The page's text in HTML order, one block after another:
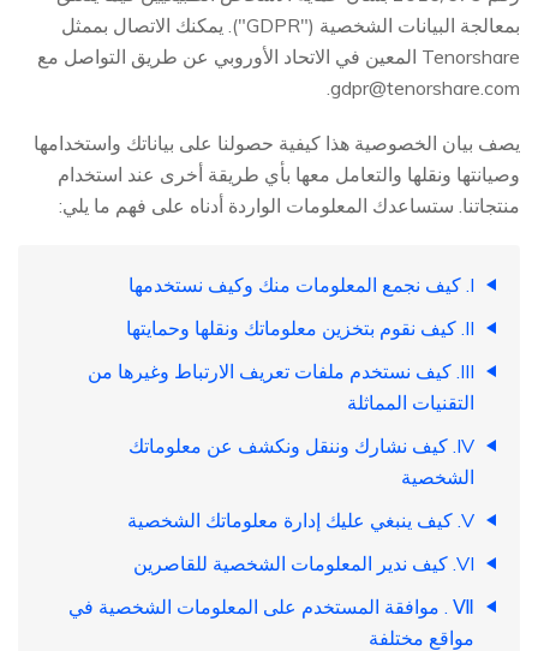
بمعالجة البيانات الشخصية ("GDPR"). يمكنك الاتصال بممثل
Tenorshare المعين في الاتحاد الأوروبي عن طريق التواصل مع
gdpr@tenorshare.com
.
يصف بيان الخصوصية هذا كيفية حصولنا على بياناتك واستخدامها
وصيانتها ونقلها والتعامل معها بأي طريقة أخرى عند استخدام
منتجاتنا. ستساعدك المعلومات الواردة أدناه على فهم ما يلي:
I. كيف نجمع المعلومات منك وكيف نستخدمها
II. كيف نقوم بتخزين معلوماتك ونقلها وحمايتها
III. كيف نستخدم ملفات تعريف الارتباط وغيرها من
التقنيات المماثلة
IV. كيف نشارك وننقل ونكشف عن معلوماتك
الشخصية
V. كيف ينبغي عليك إدارة معلوماتك الشخصية
VI. كيف ندير المعلومات الشخصية للقاصرين
Ⅶ . موافقة المستخدم على المعلومات الشخصية في
مواقع مختلفة